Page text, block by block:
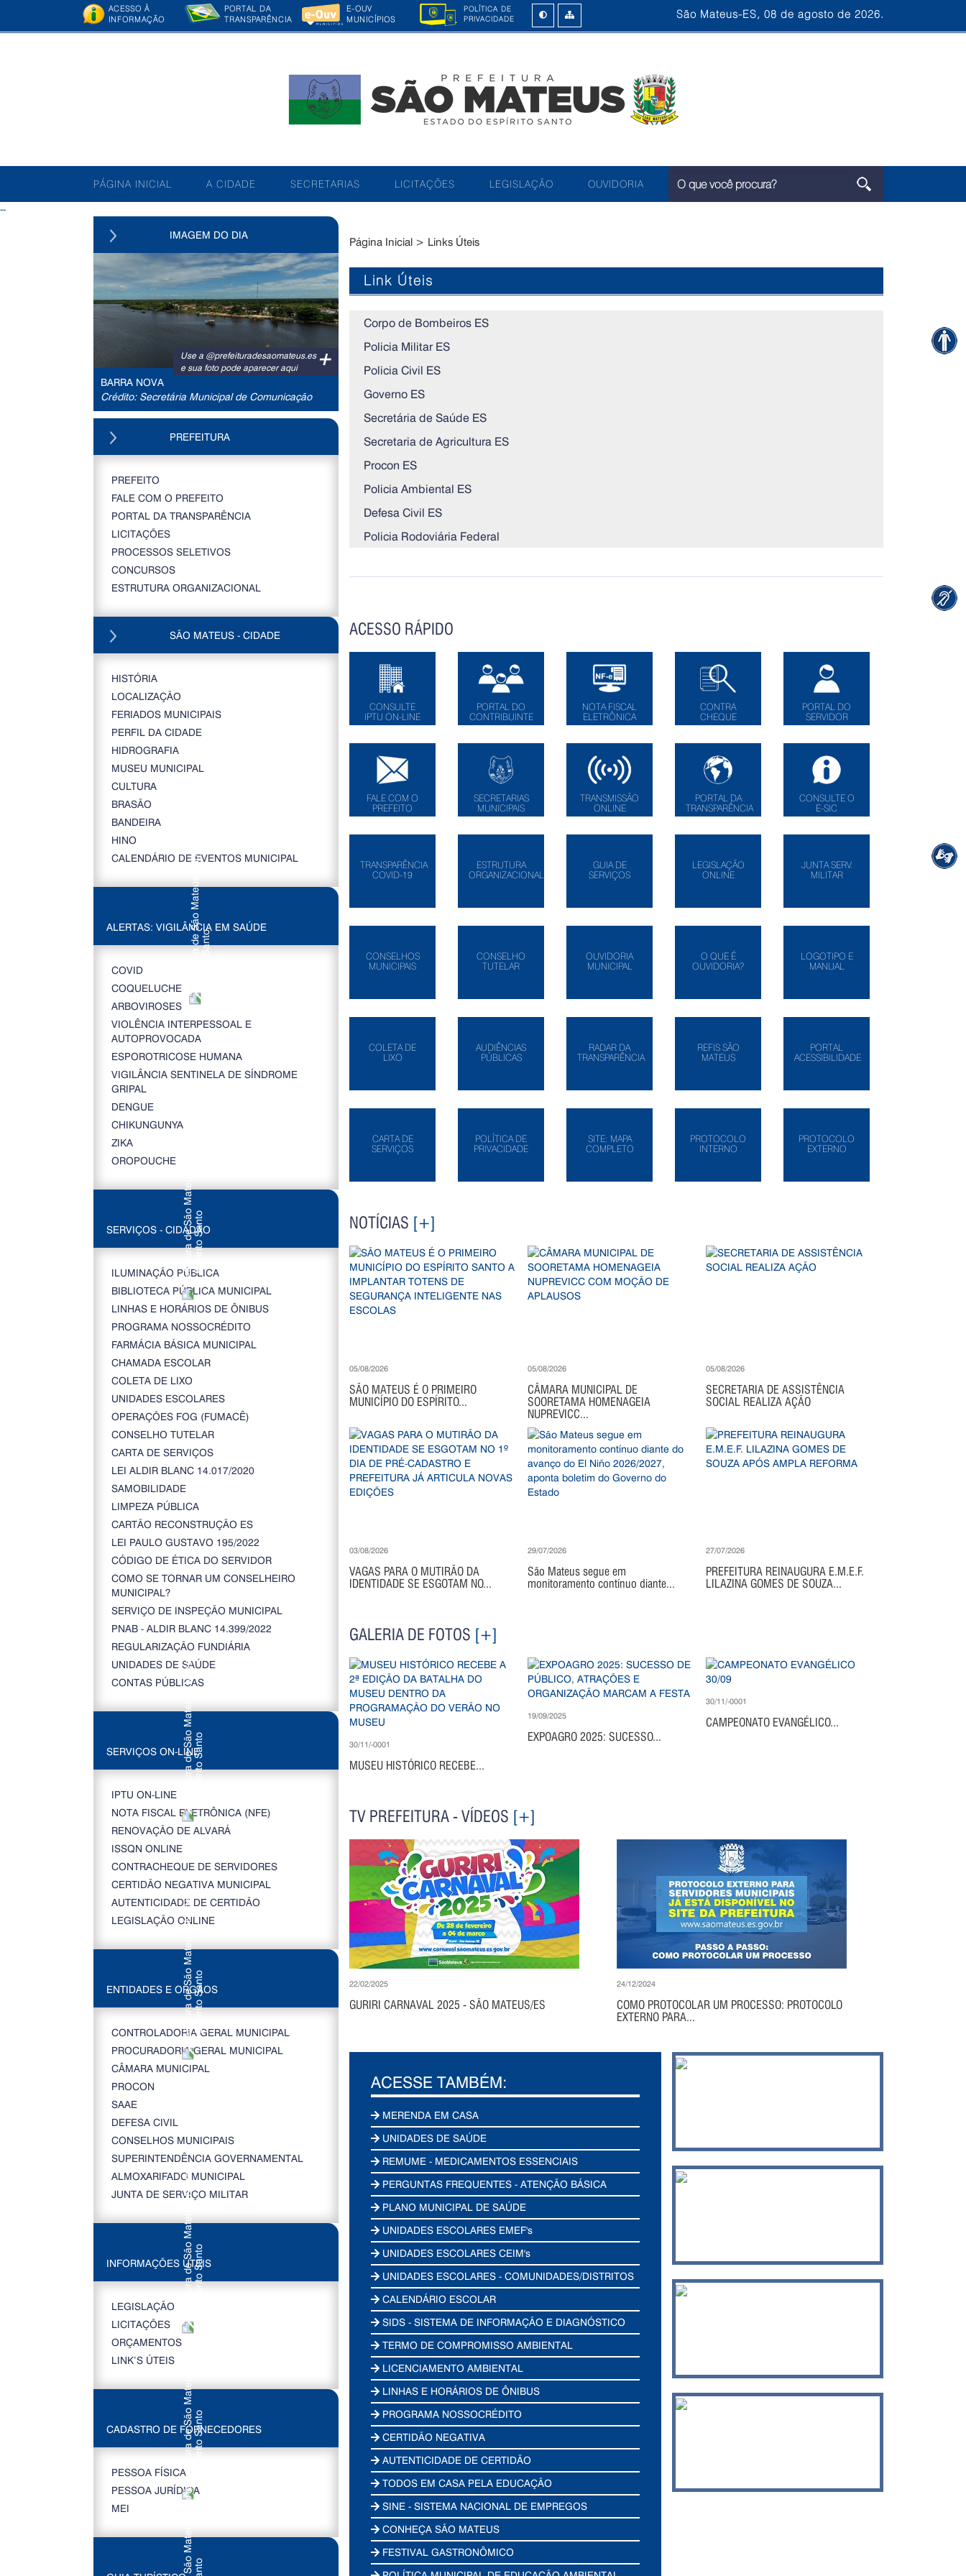
ACESSO À
INFORMAÇÃO
PORTAL DA
TRANSPARÊNCIA
E-OUV
MUNICÍPIOS
POLÍTICA DE
PRIVACIDADE
São Mateus-ES, 08 de agosto de 2026.
PÁGINA INICIAL A CIDADE SECRETARIAS LICITAÇÕES LEGISLAÇÃO OUVIDORIA
--
IMAGEM DO DIA
+
Use a @prefeituradesaomateus.es
e sua foto pode aparecer aqui
BARRA NOVA
Crédito: Secretária Municipal de Comunicação
PREFEITURA
PREFEITO
FALE COM O PREFEITO
PORTAL DA TRANSPARÊNCIA
LICITAÇÕES
PROCESSOS SELETIVOS
CONCURSOS
ESTRUTURA ORGANIZACIONAL
SÃO MATEUS - CIDADE
HISTÓRIA
LOCALIZAÇÃO
FERIADOS MUNICIPAIS
PERFIL DA CIDADE
HIDROGRAFIA
MUSEU MUNICIPAL
CULTURA
BRASÃO
BANDEIRA
HINO
CALENDÁRIO DE EVENTOS MUNICIPAL
ALERTAS: VIGILÂNCIA EM SAÚDE
COVID
COQUELUCHE
ARBOVIROSES
VIOLÊNCIA INTERPESSOAL E
AUTOPROVOCADA
ESPOROTRICOSE HUMANA
VIGILÂNCIA SENTINELA DE SÍNDROME
GRIPAL
DENGUE
CHIKUNGUNYA
ZIKA
OROPOUCHE
SERVIÇOS - CIDADÃO
ILUMINAÇÃO PÚBLICA
BIBLIOTECA PÚBLICA MUNICIPAL
LINHAS E HORÁRIOS DE ÔNIBUS
PROGRAMA NOSSOCRÉDITO
FARMÁCIA BÁSICA MUNICIPAL
CHAMADA ESCOLAR
COLETA DE LIXO
UNIDADES ESCOLARES
OPERAÇÕES FOG (FUMACÊ)
CONSELHO TUTELAR
CARTA DE SERVIÇOS
LEI ALDIR BLANC 14.017/2020
SAMOBILIDADE
LIMPEZA PÚBLICA
CARTÃO RECONSTRUÇÃO ES
LEI PAULO GUSTAVO 195/2022
CÓDIGO DE ÉTICA DO SERVIDOR
COMO SE TORNAR UM CONSELHEIRO
MUNICIPAL?
SERVIÇO DE INSPEÇÃO MUNICIPAL
PNAB - ALDIR BLANC 14.399/2022
REGULARIZAÇÃO FUNDIÁRIA
UNIDADES DE SAÚDE
CONTAS PÚBLICAS
SERVIÇOS ON-LINE
IPTU ON-LINE
NOTA FISCAL ELETRÔNICA (NFE)
RENOVAÇÃO DE ALVARÁ
ISSQN ONLINE
CONTRACHEQUE DE SERVIDORES
CERTIDÃO NEGATIVA MUNICIPAL
AUTENTICIDADE DE CERTIDÃO
LEGISLAÇÃO ONLINE
ENTIDADES E ORGÃOS
CONTROLADORIA GERAL MUNICIPAL
PROCURADORIA GERAL MUNICIPAL
CÂMARA MUNICIPAL
PROCON
SAAE
DEFESA CIVIL
CONSELHOS MUNICIPAIS
SUPERINTENDÊNCIA GOVERNAMENTAL
ALMOXARIFADO MUNICIPAL
JUNTA DE SERVIÇO MILITAR
INFORMAÇÕES ÚTEIS
LEGISLAÇÃO
LICITAÇÕES
ORÇAMENTOS
LINK’S ÚTEIS
CADASTRO DE FORNECEDORES
PESSOA FÍSICA
PESSOA JURÍDICA
MEI
Página Inicial > Links Úteis
Link Úteis
Corpo de Bombeiros ES
Policia Militar ES
Policia Civil ES
Governo ES
Secretária de Saúde ES
Secretaria de Agricultura ES
Procon ES
Policia Ambiental ES
Defesa Civil ES
Policia Rodoviária Federal
ACESSO RÁPIDO
CONSULTE
IPTU ON-LINE
PORTAL DO
CONTRIBUINTE
NOTA FISCAL
ELETRÔNICA
CONTRA
CHEQUE
PORTAL DO
SERVIDOR
FALE COM O
PREFEITO
SECRETARIAS
MUNICIPAIS
TRANSMISSÃO
ONLINE
PORTAL DA
TRANSPARÊNCIA
CONSULTE O
E-SIC
TRANSPARÊNCIA
COVID-19
ESTRUTURA
ORGANIZACIONAL
GUIA DE
SERVIÇOS
LEGISLAÇÃO
ONLINE
JUNTA SERV.
MILITAR
CONSELHOS
MUNICIPAIS
CONSELHO
TUTELAR
OUVIDORIA
MUNICIPAL
O QUE É
OUVIDORIA?
LOGOTIPO E
MANUAL
COLETA DE
LIXO
AUDIÊNCIAS
PÚBLICAS
RADAR DA
TRANSPARÊNCIA
REFIS SÃO
MATEUS
PORTAL
ACESSIBILIDADE
CARTA DE
SERVIÇOS
POLÍTICA DE
PRIVACIDADE
SITE: MAPA
COMPLETO
PROTOCOLO
INTERNO
PROTOCOLO
EXTERNO
NOTÍCIAS [+]
05/08/2026
SÃO MATEUS É O PRIMEIRO
MUNICÍPIO DO ESPÍRITO...
05/08/2026
CÂMARA MUNICIPAL DE
SOORETAMA HOMENAGEIA
NUPREVICC...
05/08/2026
SECRETARIA DE ASSISTÊNCIA
SOCIAL REALIZA AÇÃO
03/08/2026
VAGAS PARA O MUTIRÃO DA
IDENTIDADE SE ESGOTAM NO...
29/07/2026
São Mateus segue em
monitoramento contínuo diante...
27/07/2026
PREFEITURA REINAUGURA E.M.E.F.
LILAZINA GOMES DE SOUZA...
GALERIA DE FOTOS [+]
30/11/-0001
MUSEU HISTÓRICO RECEBE...
19/09/2025
EXPOAGRO 2025: SUCESSO...
30/11/-0001
CAMPEONATO EVANGÉLICO...
TV PREFEITURA - VÍDEOS [+]
22/02/2025
GURIRI CARNAVAL 2025 - SÃO MATEUS/ES
24/12/2024
COMO PROTOCOLAR UM PROCESSO: PROTOCOLO
EXTERNO PARA...
ACESSE TAMBÉM:
MERENDA EM CASA
UNIDADES DE SAÚDE
REMUME - MEDICAMENTOS ESSENCIAIS
PERGUNTAS FREQUENTES - ATENÇÃO BÁSICA
PLANO MUNICIPAL DE SAÚDE
UNIDADES ESCOLARES EMEF's
UNIDADES ESCOLARES CEIM's
UNIDADES ESCOLARES - COMUNIDADES/DISTRITOS
CALENDÁRIO ESCOLAR
SIDS - SISTEMA DE INFORMAÇÃO E DIAGNÓSTICO
TERMO DE COMPROMISSO AMBIENTAL
LICENCIAMENTO AMBIENTAL
LINHAS E HORÁRIOS DE ÔNIBUS
PROGRAMA NOSSOCRÉDITO
CERTIDÃO NEGATIVA
AUTENTICIDADE DE CERTIDÃO
TODOS EM CASA PELA EDUCAÇÃO
SINE - SISTEMA NACIONAL DE EMPREGOS
CONHEÇA SÃO MATEUS
FESTIVAL GASTRONÔMICO